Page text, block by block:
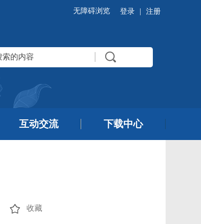
无障碍浏览 登录 | 注册
互动交流 下载中心
收藏